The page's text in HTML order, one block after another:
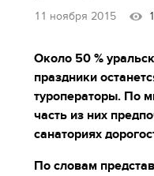
11 ноября 2015
Около 50 %
праздники
туроператоры. По
часть из них
санаториях
По словам